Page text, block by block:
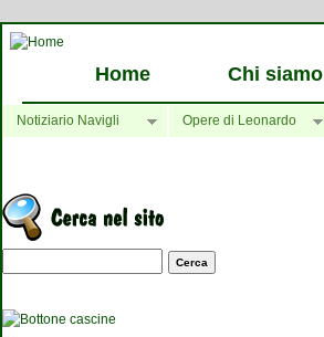
Home Chi siamo
Notiziario Navigli Opere di Leonardo
Maschera di ricerca